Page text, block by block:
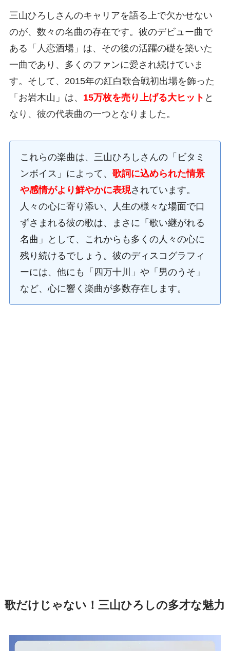
三山ひろしさんのキャリアを語る上で欠かせない
のが、数々の名曲の存在です。彼のデビュー曲で
ある「人恋酒場」は、その後の活躍の礎を築いた
一曲であり、多くのファンに愛され続けていま
す。そして、2015年の紅白歌合戦初出場を飾った
「お岩木山」は、 15万枚を売り上げる大ヒット と
なり、彼の代表曲の一つとなりました。
これらの楽曲は、三山ひろしさんの「ビタミ
ンボイス」によって、 歌詞に込められた情景
や感情がより鮮やかに表現されています。
人々の心に寄り添い、人生の様々な場面で口
ずさまれる彼の歌は、まさに「歌い継がれる
名曲」として、これからも多くの人々の心に
残り続けるでしょう。彼のディスコグラフィ
ーには、他にも「四万十川」や「男のうそ」
など、心に響く楽曲が多数存在します。
歌だけじゃない！三山ひろしの多才な魅力